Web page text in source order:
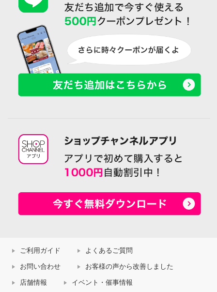
ご利用ガイド よくあるご質問
お問い合わせ お客様の声から改善しました
店舗情報 イベント・催事情報